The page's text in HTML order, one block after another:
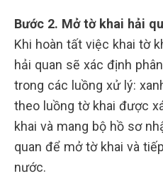
Bước 2. Mở tờ khai hải
Khi hoàn tất việc khai tờ
hải quan sẽ xác định
trong các luồng xử lý:
theo luồng tờ khai được
khai và mang bộ hồ sơ
quan để mở tờ khai và
nước.